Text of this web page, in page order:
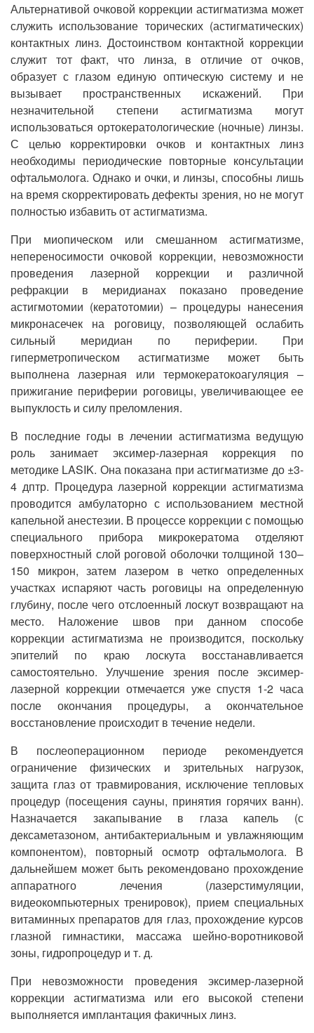
Альтернативой очковой коррекции астигматизма может
служить использование торических (астигматических)
контактных линз. Достоинством контактной коррекции
служит тот факт, что линза, в отличие от очков,
образует с глазом единую оптическую систему и не
вызывает пространственных искажений. При
незначительной степени астигматизма могут
использоваться ортокератологические (ночные) линзы.
С целью корректировки очков и контактных линз
необходимы периодические повторные консультации
офтальмолога. Однако и очки, и линзы, способны лишь
на время скорректировать дефекты зрения, но не могут
полностью избавить от астигматизма.
При миопическом или смешанном астигматизме,
непереносимости очковой коррекции, невозможности
проведения лазерной коррекции и различной
рефракции в меридианах показано проведение
астигмотомии (кератотомии) – процедуры нанесения
микронасечек на роговицу, позволяющей ослабить
сильный меридиан по периферии. При
гиперметропическом астигматизме может быть
выполнена лазерная или термокератокоагуляция –
прижигание периферии роговицы, увеличивающее ее
выпуклость и силу преломления.
В последние годы в лечении астигматизма ведущую
роль занимает эксимер-лазерная коррекция по
методике LASIK. Она показана при астигматизме до ±3-
4 дптр. Процедура лазерной коррекции астигматизма
проводится амбулаторно с использованием местной
капельной анестезии. В процессе коррекции с помощью
специального прибора микрокератома отделяют
поверхностный слой роговой оболочки толщиной 130–
150 микрон, затем лазером в четко определенных
участках испаряют часть роговицы на определенную
глубину, после чего отслоенный лоскут возвращают на
место. Наложение швов при данном способе
коррекции астигматизма не производится, поскольку
эпителий по краю лоскута восстанавливается
самостоятельно. Улучшение зрения после эксимер-
лазерной коррекции отмечается уже спустя 1-2 часа
после окончания процедуры, а окончательное
восстановление происходит в течение недели.
В послеоперационном периоде рекомендуется
ограничение физических и зрительных нагрузок,
защита глаз от травмирования, исключение тепловых
процедур (посещения сауны, принятия горячих ванн).
Назначается закапывание в глаза капель (с
дексаметазоном, антибактериальным и увлажняющим
компонентом), повторный осмотр офтальмолога. В
дальнейшем может быть рекомендовано прохождение
аппаратного лечения (лазерстимуляции,
видеокомпьютерных тренировок), прием специальных
витаминных препаратов для глаз, прохождение курсов
глазной гимнастики, массажа шейно-воротниковой
зоны, гидропроцедур и т. д.
При невозможности проведения эксимер-лазерной
коррекции астигматизма или его высокой степени
выполняется имплантация факичных линз.